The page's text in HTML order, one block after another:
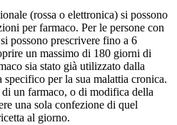
(rossa o elettronica) si possono
per farmaco. Per le persone con
possono prescrivere fino a 6
un massimo di 180 giorni di
sia stato già utilizzato dalla
specifico per la sua malattia cronica.
un farmaco, o di modifica della
una sola confezione di quel
al giorno.